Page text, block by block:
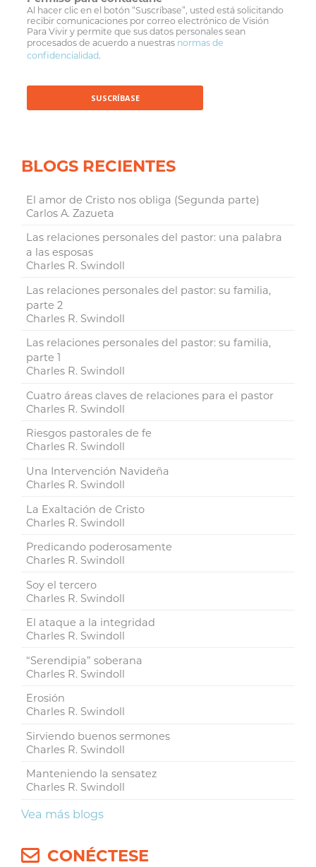
Al hacer clic en el botón “Suscríbase”, usted está solicitando
recibir comunicaciones por correo electrónico de Visión
Para Vivir y permite que sus datos personales sean
procesados de acuerdo a nuestras normas de
confidencialidad.
BLOGS RECIENTES
El amor de Cristo nos obliga (Segunda parte)
Carlos A. Zazueta
Las relaciones personales del pastor: una palabra
a las esposas
Charles R. Swindoll
Las relaciones personales del pastor: su familia,
parte 2
Charles R. Swindoll
Las relaciones personales del pastor: su familia,
parte 1
Charles R. Swindoll
Cuatro áreas claves de relaciones para el pastor
Charles R. Swindoll
Riesgos pastorales de fe
Charles R. Swindoll
Una Intervención Navideña
Charles R. Swindoll
La Exaltación de Cristo
Charles R. Swindoll
Predicando poderosamente
Charles R. Swindoll
Soy el tercero
Charles R. Swindoll
El ataque a la integridad
Charles R. Swindoll
“Serendipia” soberana
Charles R. Swindoll
Erosión
Charles R. Swindoll
Sirviendo buenos sermones
Charles R. Swindoll
Manteniendo la sensatez
Charles R. Swindoll
Vea más blogs
CONÉCTESE